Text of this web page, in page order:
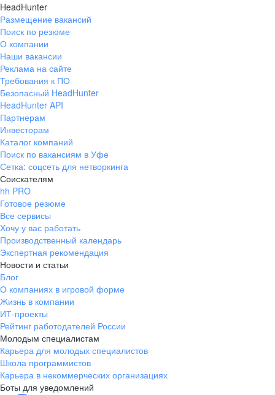
HeadHunter
Размещение вакансий
Поиск по резюме
О компании
Наши вакансии
Реклама на сайте
Требования к ПО
Безопасный HeadHunter
HeadHunter API
Партнерам
Инвесторам
Каталог компаний
Поиск по вакансиям в Уфе
Сетка: соцсеть для нетворкинга
Соискателям
hh PRO
Готовое резюме
Все сервисы
Хочу у вас работать
Производственный календарь
Экспертная рекомендация
Новости и статьи
Блог
О компаниях в игровой форме
Жизнь в компании
ИТ-проекты
Рейтинг работодателей России
Молодым специалистам
Карьера для молодых специалистов
Школа программистов
Карьера в некоммерческих организациях
Боты для уведомлений